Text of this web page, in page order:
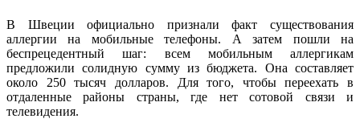
В Швеции официально признали факт существования
аллергии на мобильные телефоны. А затем пошли на
беспрецедентный шаг: всем мобильным аллергикам
предложили солидную сумму из бюджета. Она составляет
около 250 тысяч долларов. Для того, чтобы переехать в
отдаленные районы страны, где нет сотовой связи и
телевидения.